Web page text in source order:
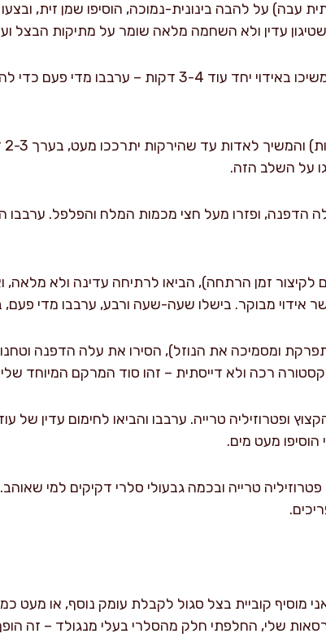
עבה) על להבה בינונית-נמוכה, הוסיפו שמן זית,
הוסיפו שום קצוץ, גזר, ותפוח אדמה. המשיכו באידוי יחד
על השלב הזה.
הדפנה, ופזרו מעל חצי מכמות המלח והפלפל. ערבבו
לקיצור זמן הרתחה), הביאו לרתיחה עדינה ולא
אידוי מבוקר. בישלו שעה-שעה ורבע, ערבבו מדי
ומסמיכה את הנוזל), הסירו את עלה הדפנה
רכה ולא דייסתית – זהו סוד המרקם המיוחד
מעט מים.
טרייה ובכמה גבעולי סלרי דקיקים למי
מוסיף קוביית בצל סגול לקבלת עומק נוסף, או מעט
שלי, החלפתי חלק מהסלרי בעלי מנגולד – זה